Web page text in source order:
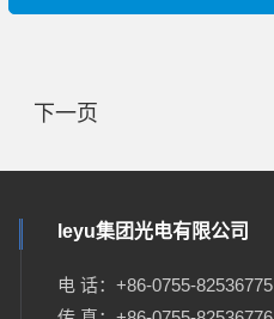
下一页
leyu集团光电有限公司
电 话：+86-0755-82536775